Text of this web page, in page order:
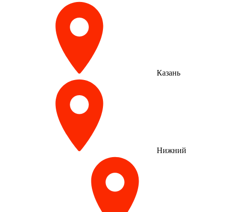
Казань
Нижний